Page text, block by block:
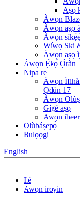
Aṣọ
Àwọn
Àwọn aṣọ
Àwọn
Wíwọ Ski
Àwọn aṣọ
Àwọn Ẹ̀kọ́ Ọ̀ràn
Nipa re
Àwọn
Ọdún 17
Àwọn
Gígé aṣọ
Awọn
Olùbáṣepọ̀
Bulọọgi
English
Ilé
Awọn iroyin